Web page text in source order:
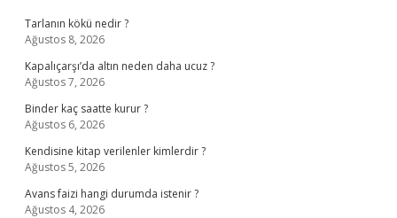
Tarlanın kökü nedir ?
Ağustos 8, 2026
Kapalıçarşı’da altın neden daha ucuz ?
Ağustos 7, 2026
Binder kaç saatte kurur ?
Ağustos 6, 2026
Kendisine kitap verilenler kimlerdir ?
Ağustos 5, 2026
Avans faizi hangi durumda istenir ?
Ağustos 4, 2026